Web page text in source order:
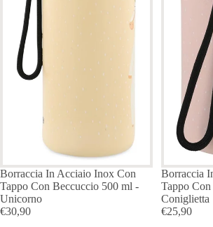
Borraccia In Acciaio Inox Con
Tappo Con Beccuccio 500 ml -
Unicorno
€30,90
Borraccia
Tappo
Coniglietta
€25,90